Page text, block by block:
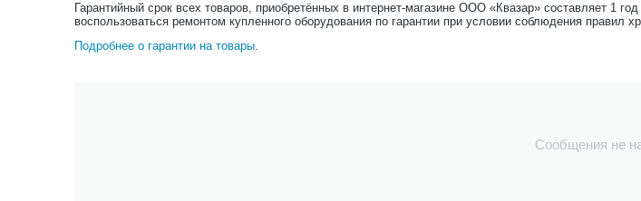
Гарантийный срок всех товаров, приобретённых в интернет-магазине ООО «Квазар» составляет 1
воспользоваться ремонтом купленного оборудования по гарантии при условии соблюдения правил
Подробнее о гарантии на товары.
Сообщения не